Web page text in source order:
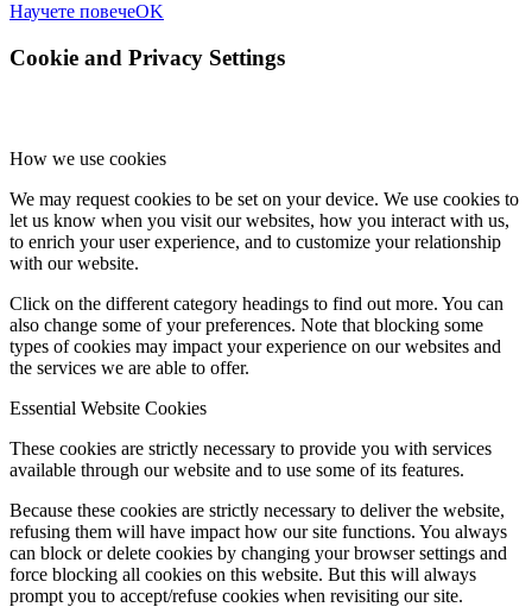
Научете повечеOK
Cookie and Privacy Settings
How we use cookies
We may request cookies to be set on your device. We use cookies to
let us know when you visit our websites, how you interact with us,
to enrich your user experience, and to customize your relationship
with our website.
Click on the different category headings to find out more. You can
also change some of your preferences. Note that blocking some
types of cookies may impact your experience on our websites and
the services we are able to offer.
Essential Website Cookies
These cookies are strictly necessary to provide you with services
available through our website and to use some of its features.
Because these cookies are strictly necessary to deliver the website,
refusing them will have impact how our site functions. You always
can block or delete cookies by changing your browser settings and
force blocking all cookies on this website. But this will always
prompt you to accept/refuse cookies when revisiting our site.